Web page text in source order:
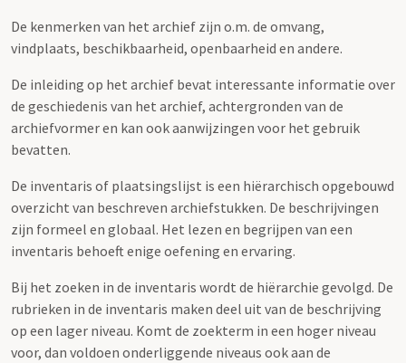
De kenmerken van het archief zijn o.m. de omvang,
vindplaats, beschikbaarheid, openbaarheid en andere.
De inleiding op het archief bevat interessante informatie over
de geschiedenis van het archief, achtergronden van de
archiefvormer en kan ook aanwijzingen voor het gebruik
bevatten.
De inventaris of plaatsingslijst is een hiërarchisch opgebouwd
overzicht van beschreven archiefstukken. De beschrijvingen
zijn formeel en globaal. Het lezen en begrijpen van een
inventaris behoeft enige oefening en ervaring.
Bij het zoeken in de inventaris wordt de hiërarchie gevolgd. De
rubrieken in de inventaris maken deel uit van de beschrijving
op een lager niveau. Komt de zoekterm in een hoger niveau
voor, dan voldoen onderliggende niveaus ook aan de